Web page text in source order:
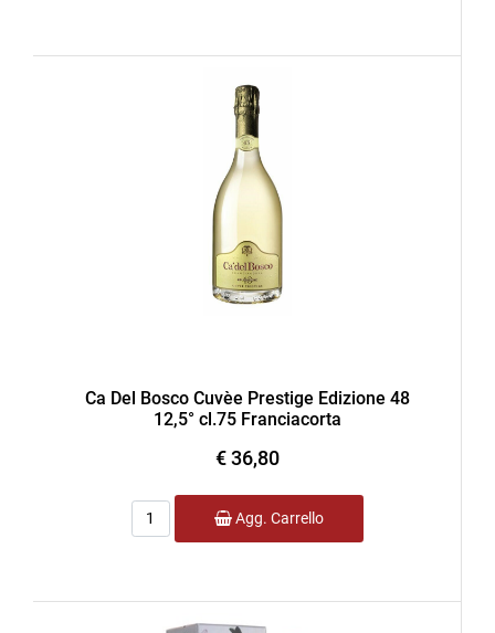
Ca Del Bosco Cuvèe Prestige Edizione 48
12,5° cl.75 Franciacorta
€ 36,80
Quantità
Agg. Carrello